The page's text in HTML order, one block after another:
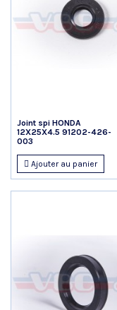
Joint spi HONDA
12X25X4.5 91202-426-
003
Ajouter au panier